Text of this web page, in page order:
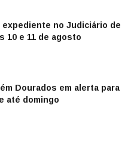
expediente no Judiciário de
10 e 11 de agosto
Dourados em alerta para
até domingo